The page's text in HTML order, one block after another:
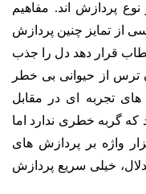
پردازش اند. مفاهیم
از تمایز چنین پردازش
قرار دهد دل را جذب
از حیوانی بی خطر
تجربه ای در مقابل
گربه خطری ندارد اما
واژه بر پردازش های
خیلی سریع پردازش